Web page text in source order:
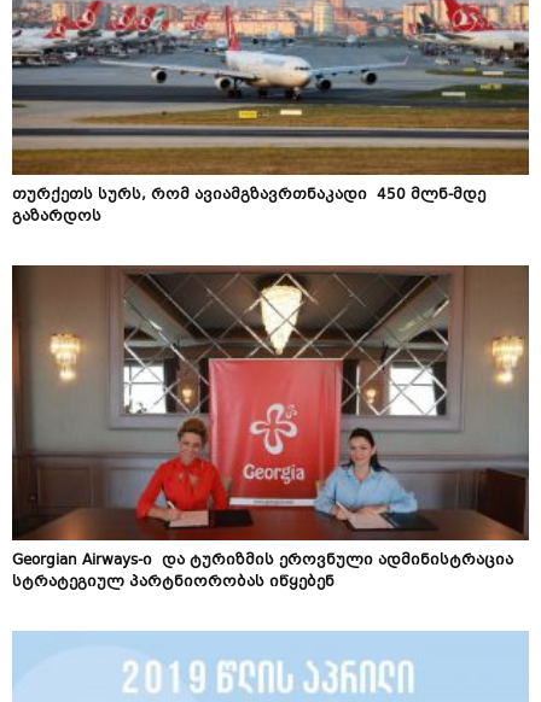
თურქეთს სურს, რომ ავიამგზავრთნაკადი 450 მლნ-მდე
გაზარდოს
Georgian Airways-ი და ტურიზმის ეროვნული ადმინისტრაცია
სტრატეგიულ პარტნიორობას იწყებენ